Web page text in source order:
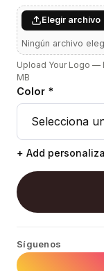
Elegir archivo
Ningún archivo
Upload Your Logo —
MB
Color *
+ Add
Síguenos